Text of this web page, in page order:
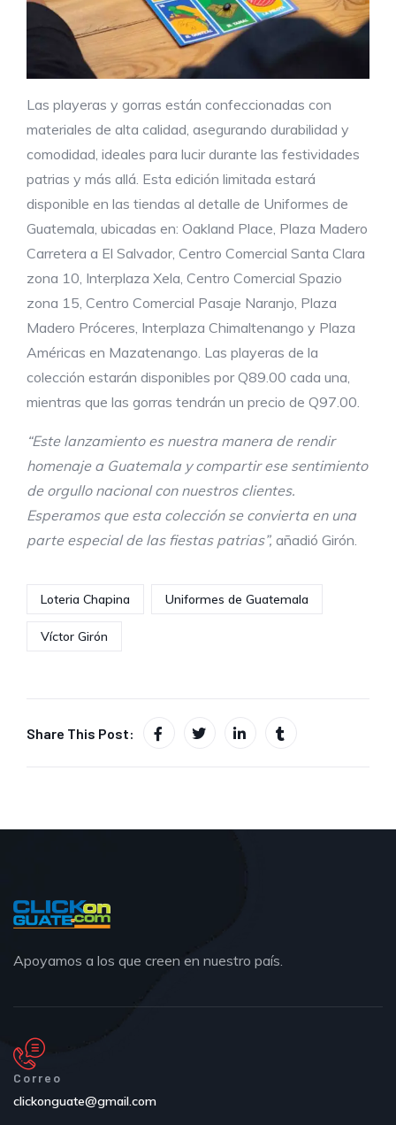
Las playeras y gorras están confeccionadas con
materiales de alta calidad, asegurando durabilidad y
comodidad, ideales para lucir durante las festividades
patrias y más allá. Esta edición limitada estará
disponible en las tiendas al detalle de Uniformes de
Guatemala, ubicadas en: Oakland Place, Plaza Madero
Carretera a El Salvador, Centro Comercial Santa Clara
zona 10, Interplaza Xela, Centro Comercial Spazio
zona 15, Centro Comercial Pasaje Naranjo, Plaza
Madero Próceres, Interplaza Chimaltenango y Plaza
Américas en Mazatenango. Las playeras de la
colección estarán disponibles por Q89.00 cada una,
mientras que las gorras tendrán un precio de Q97.00.
“Este lanzamiento es nuestra manera de rendir
homenaje a Guatemala y compartir ese sentimiento
de orgullo nacional con nuestros clientes.
Esperamos que esta colección se convierta en una
parte especial de las fiestas patrias”, añadió Girón.
Loteria Chapina Uniformes de Guatemala
Víctor Girón
Share This Post:
Apoyamos a los que creen en nuestro país.
Correo
clickonguate@gmail.com